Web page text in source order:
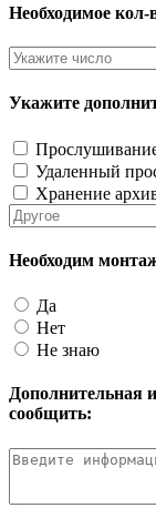
Необходимое кол-
Укажите
Удаленный
Хранение
Необходим
Да
Нет
Не знаю
Дополнительная
сообщить: